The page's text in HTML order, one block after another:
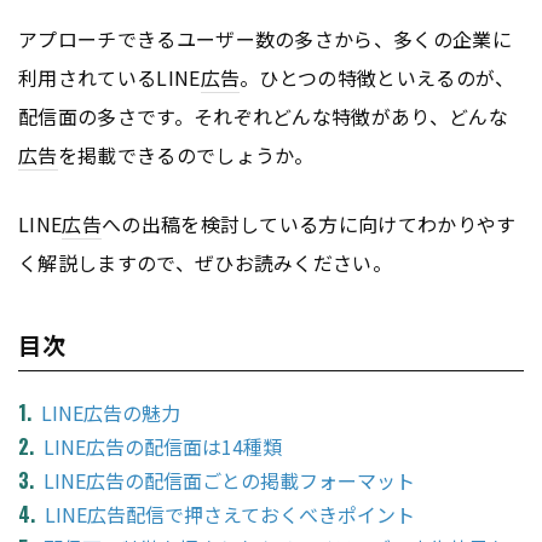
アプローチできるユーザー数の多さから、多くの企業に
利用されているLINE広告。ひとつの特徴といえるのが、
配信面の多さです。それぞれどんな特徴があり、どんな
広告を掲載できるのでしょうか。
LINE広告への出稿を検討している方に向けてわかりやす
く解説しますので、ぜひお読みください。
目次
LINE広告の魅力
LINE広告の配信面は14種類
LINE広告の配信面ごとの掲載フォーマット
LINE広告配信で押さえておくべきポイント